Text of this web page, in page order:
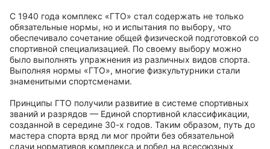
С 1940 года комплекс «ГТО» стал содержать не только
обязательные нормы, но и испытания по выбору, что
обеспечивало сочетание общей физической подготовкой со
спортивной специализацией. По своему выбору можно
было выполнять упражнения из различных видов спорта.
Выполняя нормы «ГТО», многие физкультурники стали
знаменитыми спортсменами.
Принципы ГТО получили развитие в системе спортивных
званий и разрядов — Единой спортивной классификации,
созданной в середине 30-х годов. Таким образом, путь до
мастера спорта вряд ли мог пройти без обязательной
сдачи нормативов комплекса и побед на всесоюзных